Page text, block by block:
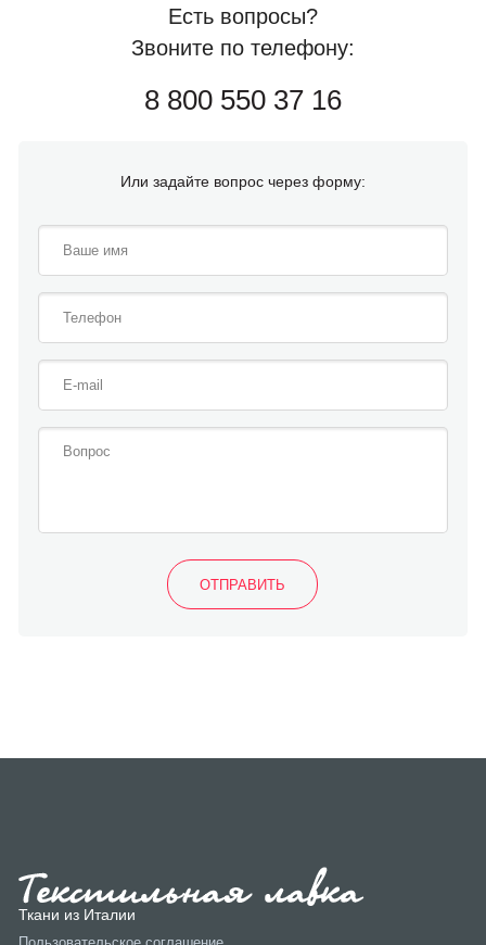
Есть вопросы?
Звоните по телефону:
8 800 550 37 16
Или задайте вопрос через форму:
Ткани из Италии